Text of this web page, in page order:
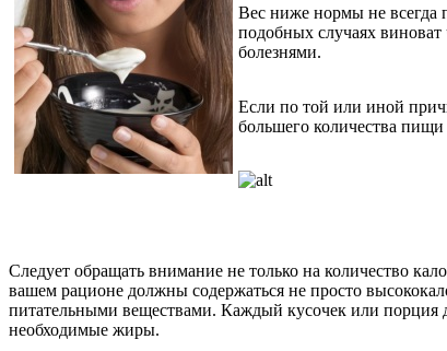
Вес ниже нормы не всегда
подобных случаях
болезнями.
Если по той или иной
большего количества
Следует обращать внимание не только на количество
вашем рационе должны содержаться не просто
питательными веществами. Каждый кусочек или
необходимые жиры.